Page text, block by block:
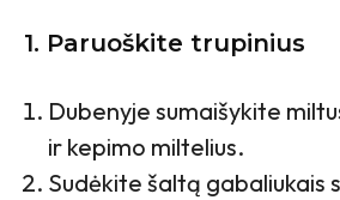
1. Paruoškite trupinius
Dubenyje sumaišykite
ir kepimo miltelius.
Sudėkite šaltą gabaliukais